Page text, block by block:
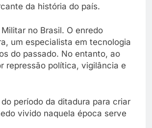
da história do país.
no Brasil. O enredo
um especialista em tecnologia
do passado. No entanto, ao
repressão política, vigilância e
período da ditadura para criar
vivido naquela época serve